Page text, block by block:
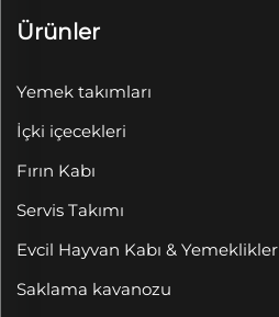
Ürünler
Yemek takımları
İçki içecekleri
Fırın Kabı
Servis Takımı
Evcil Hayvan Kabı & Yemeklikler
Saklama kavanozu